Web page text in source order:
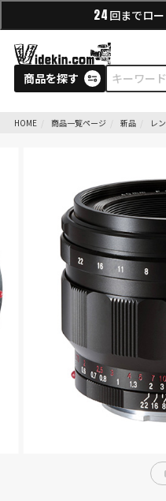
24 回までロ
商品を探す
HOME 商品一覧ページ 新品 レ